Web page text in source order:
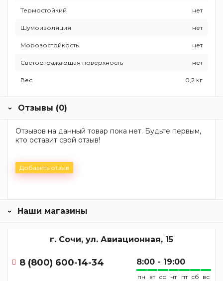
Термостойкий нет
Шумоизоляция нет
Морозостойкость нет
Светоотражающая поверхность нет
Вес 0,2 кг
Отзывы (0)
Отзывов на данный товар пока нет. Будьте первым,
кто оставит свой отзыв!
Добавить отзыв
Наши магазины
г. Сочи, ул. Авиационная, 15
8 (800) 600-14-34 8:00 - 19:00
пн вт ср чт пт сб вс